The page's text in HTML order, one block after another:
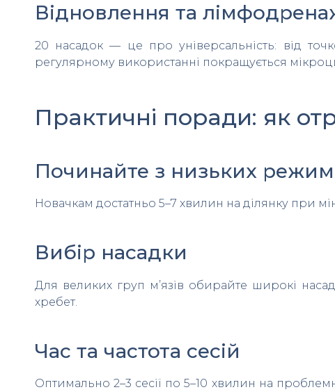
Відновлення та
20 насадок — це про універсальність: від
регулярному використанні покращується
Практичні поради: як
Починайте з низьких
Новачкам достатньо 5–7 хвилин на ділянку при
Вибір насадки
Для великих груп м’язів обирайте широкі
хребет.
Час та частота сесій
Оптимально 2–3 сесії по 5–10 хвилин на